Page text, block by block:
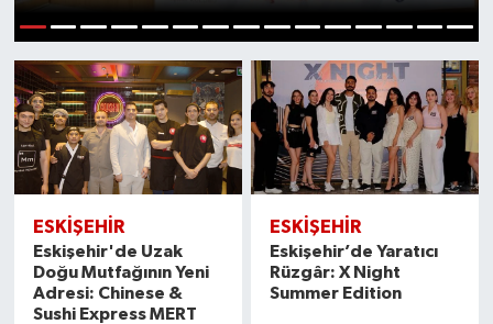
ESKİŞEHİR
Eskişehir'de Uzak
Doğu Mutfağının Yeni
Adresi: Chinese &
Sushi Express MERT
ESKİŞEHİR
Eskişehir’de Yaratıcı
Rüzgâr: X Night
Summer Edition